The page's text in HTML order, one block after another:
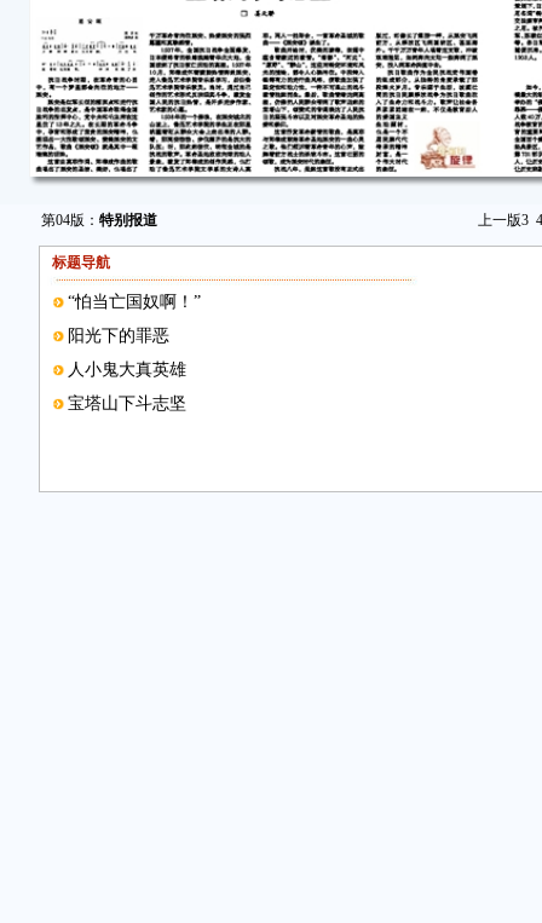
第04版： 特别报道 上一版3 4
标题导航
“怕当亡国奴啊！”
阳光下的罪恶
人小鬼大真英雄
宝塔山下斗志坚